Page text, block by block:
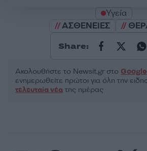
Υγεία
ΑΣΘΕΝΕΙΕΣ
Share:
Ακολουθήστε το Νewsit.gr στο
ενημερωθείτε πρώτοι για όλη την
τελευταία νέα της ημέρας